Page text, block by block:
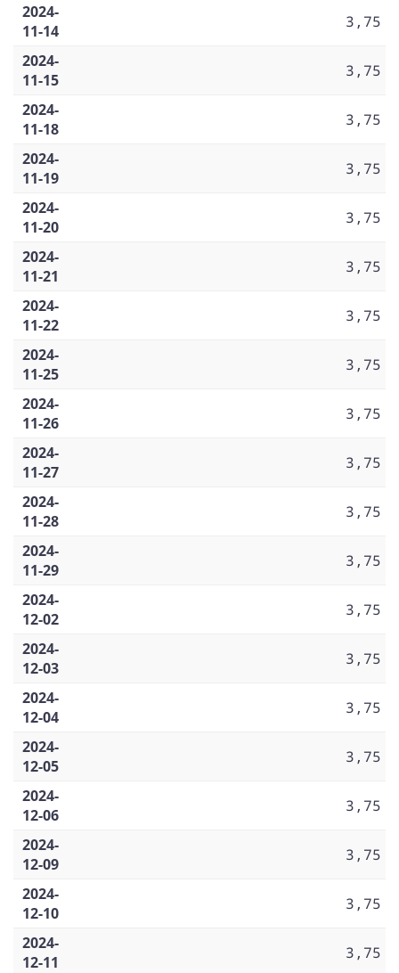
2024-
11-14
3,75
2024-
11-15
3,75
2024-
11-18
3,75
2024-
11-19
3,75
2024-
11-20
3,75
2024-
11-21
3,75
2024-
11-22
3,75
2024-
11-25
3,75
2024-
11-26
3,75
2024-
11-27
3,75
2024-
11-28
3,75
2024-
11-29
3,75
2024-
12-02
3,75
2024-
12-03
3,75
2024-
12-04
3,75
2024-
12-05
3,75
2024-
12-06
3,75
2024-
12-09
3,75
2024-
12-10
3,75
2024-
12-11
3,75